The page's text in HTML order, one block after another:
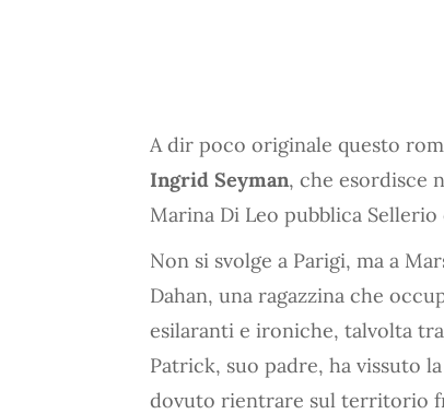
A dir poco originale questo
Ingrid Seyman, che esordisce
Marina Di Leo pubblica
Non si svolge a Parigi, ma a
Dahan, una ragazzina che
esilaranti e ironiche, talvolta
Patrick, suo padre, ha vissuto
dovuto rientrare sul territorio